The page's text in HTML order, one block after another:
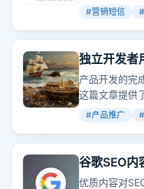
元的盈利模式
#营销短信 #
独立开发者
渠道
产品开发的完
这篇文章提供
获得初始流
#产品推广 #
谷歌SEO内
创作营销内
优质内容对